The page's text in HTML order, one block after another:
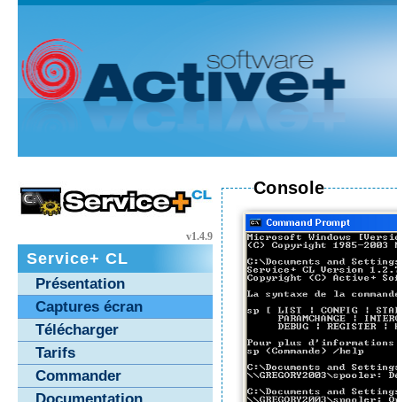
v1.4.9
Service+ CL
Présentation
Captures écran
Télécharger
Tarifs
Commander
Console